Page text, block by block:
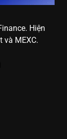
Hiện
và MEXC.